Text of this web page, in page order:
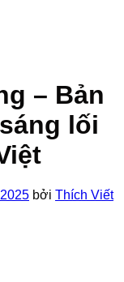
– Bản
lối
bởi Thích Viết